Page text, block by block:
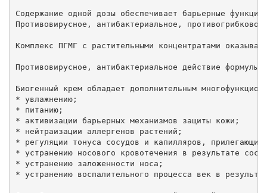
Содержание одной дозы обеспечивает барьерные
Противовирусное, антибактериальное,
Комплекс ПГМГ с растительными концентратами
Противовирусное, антибактериальное действие
Биогенный крем обладает дополнительным
* увлажнению;
* питанию;
* активизации барьерных механизмов защиты кожи;
* нейтраизации аллергенов растений;
* регуляции тонуса сосудов и капилляров,
* устранению носового кровотечения в результате
* устранению заложенности носа;
* устранению воспалительного процесса век в